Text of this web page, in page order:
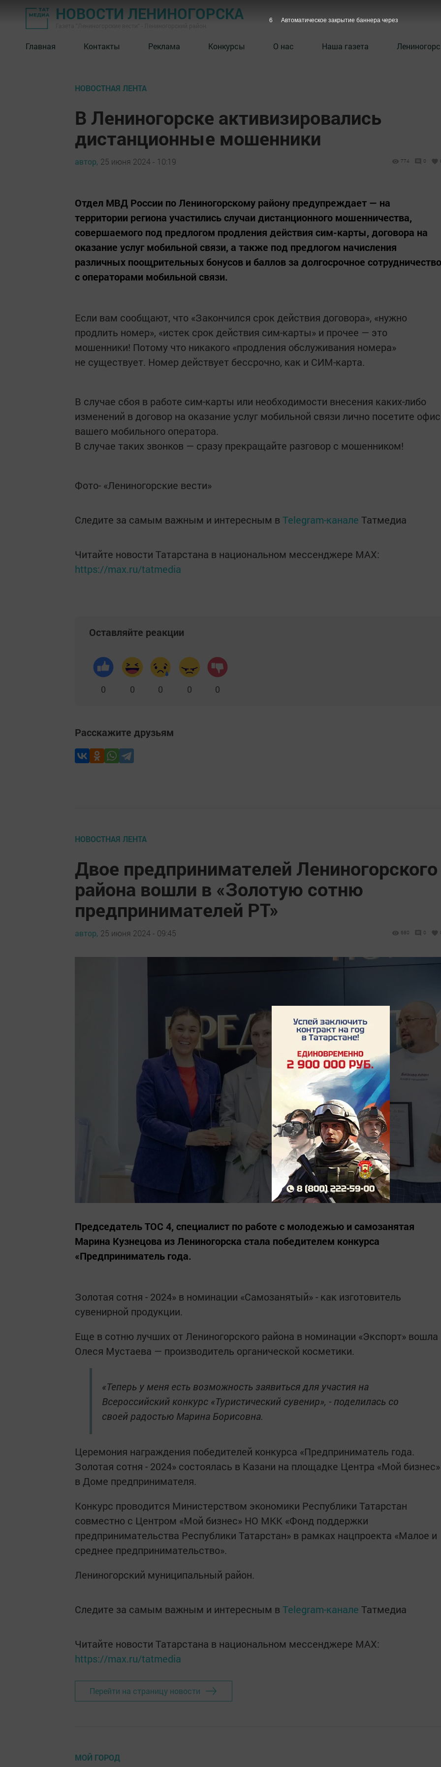
НОВОСТИ ЛЕНИНОГОРСКА
Главная Контакты Реклама Конкурсы О нас Наша газета
НОВОСТНАЯ ЛЕНТА
В Лениногорске активизировались
дистанционные мошенники
автор, 25 июня 2024 - 10:19 774 0
Отдел МВД России по Лениногорскому району предупреждает — на
территории региона участились случаи дистанционного мошенничества,
совершаемого под предлогом продления действия сим-карты, договора на
оказание услуг мобильной связи, а также под предлогом начисления
различных поощрительных бонусов и баллов за долгосрочное сотрудничество
с операторами мобильной связи.
Если вам сообщают, что «Закончился срок действия договора», «нужно
продлить номер», «истек срок действия сим-карты» и прочее — это
мошенники! Потому что никакого «продления обслуживания номера»
не существует. Номер действует бессрочно, как и СИМ-карта.
В случае сбоя в работе сим-карты или необходимости внесения каких-либо
изменений в договор на оказание услуг мобильной связи лично посетите офис
вашего мобильного оператора.
В случае таких звонков — сразу прекращайте разговор с мошенником!
Фото- «Лениногорские вести»
Следите за самым важным и интересным в Telegram-канале Татмедиа
Читайте новости Татарстана в национальном мессенджере MАХ:
https://max.ru/tatmedia
Оставляйте реакции
0 0 0 0 0
Расскажите друзьям
НОВОСТНАЯ ЛЕНТА
Двое предпринимателей Лениногорского
района вошли в «Золотую сотню
предпринимателей РТ»
автор, 25 июня 2024 - 09:45 680 0
Председатель ТОС 4, специалист по работе с молодежью и самозанятая
Марина Кузнецова из Лениногорска стала победителем конкурса
«Предприниматель года.
Золотая сотня - 2024» в номинации «Самозанятый» - как изготовитель
сувенирной продукции.
Еще в сотню лучших от Лениногорского района в номинации «Экспорт» вошла
Олеся Мустаева — производитель органической косметики.
«Теперь у меня есть возможность заявиться для участия на
Всероссийский конкурс «Туристический сувенир», - поделилась со
своей радостью Марина Борисовна.
Церемония награждения победителей конкурса «Предприниматель года.
Золотая сотня - 2024» состоялась в Казани на площадке Центра «Мой бизнес»
в Доме предпринимателя.
Конкурс проводится Министерством экономики Республики Татарстан
совместно с Центром «Мой бизнес» НО МКК «Фонд поддержки
предпринимательства Республики Татарстан» в рамках нацпроекта «Малое и
среднее предпринимательство».
Лениногорский муниципальный район.
Следите за самым важным и интересным в Telegram-канале Татмедиа
Читайте новости Татарстана в национальном мессенджере MАХ:
https://max.ru/tatmedia
Перейти на страницу новости
МОЙ ГОРОД
5 Автоматическое закрытие баннера через